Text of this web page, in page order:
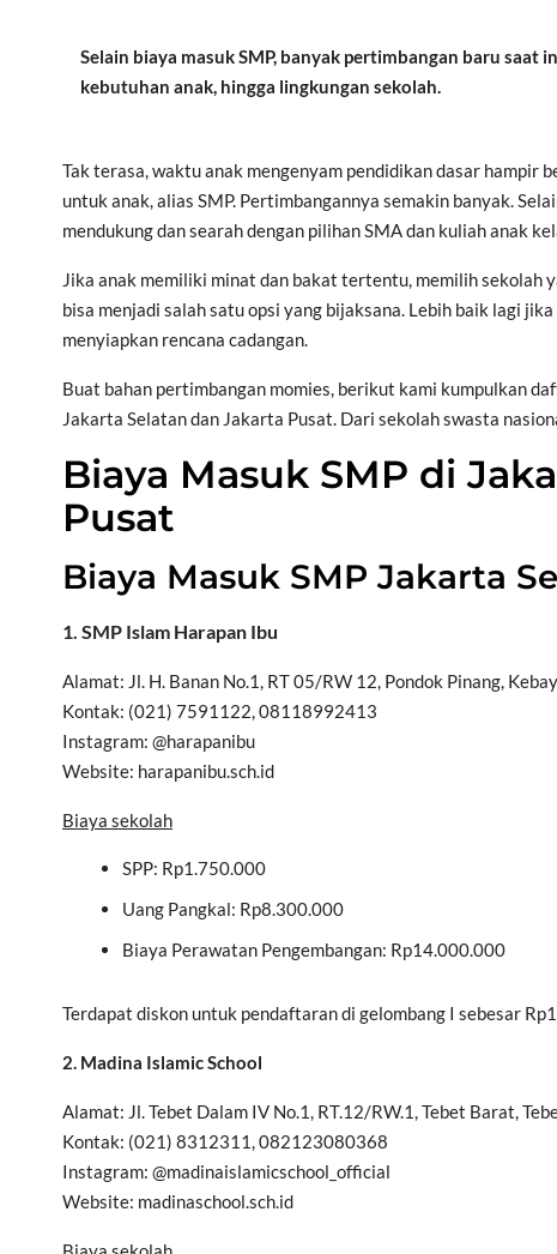
Selain biaya masuk SMP, banyak pertimbangan baru saat
kebutuhan anak, hingga lingkungan sekolah.
Tak terasa, waktu anak mengenyam pendidikan dasar hampir
untuk anak, alias SMP. Pertimbangannya semakin banyak.
mendukung dan searah dengan pilihan SMA dan kuliah anak
Jika anak memiliki minat dan bakat tertentu, memilih sekolah
bisa menjadi salah satu opsi yang bijaksana. Lebih baik lagi
menyiapkan rencana cadangan.
Buat bahan pertimbangan momies, berikut kami kumpulkan
Jakarta Selatan dan Jakarta Pusat. Dari sekolah swasta
Biaya Masuk SMP di
Pusat
Biaya Masuk SMP Jakarta
1. SMP Islam Harapan Ibu
Alamat: Jl. H. Banan No.1, RT 05/RW 12, Pondok Pinang,
Kontak: (021) 7591122, 08118992413
Instagram: @harapanibu
Website: harapanibu.sch.id
Biaya sekolah
SPP: Rp1.750.000
Uang Pangkal: Rp8.300.000
Biaya Perawatan Pengembangan: Rp14.000.000
Terdapat diskon untuk pendaftaran di gelombang I sebesar
2. Madina Islamic School
Alamat: Jl. Tebet Dalam IV No.1, RT.12/RW.1, Tebet Barat,
Kontak: (021) 8312311, 082123080368
Instagram: @madinaislamicschool_official
Website: madinaschool.sch.id